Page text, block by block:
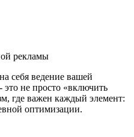
рекламы
себя ведение вашей
это не просто «включить
где важен каждый элемент:
оптимизации.